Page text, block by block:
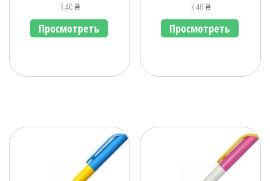
3.40₴
Просмотреть
3.40₴
Просмотреть